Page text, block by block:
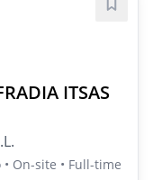
ITSAS
On-site • Full-time
Save